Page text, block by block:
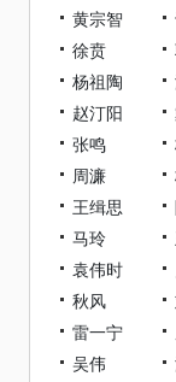
黄宗智
徐贲
杨祖陶
赵汀阳
张鸣
周濂
王缉思
马玲
袁伟时
秋风
雷一宁
吴伟